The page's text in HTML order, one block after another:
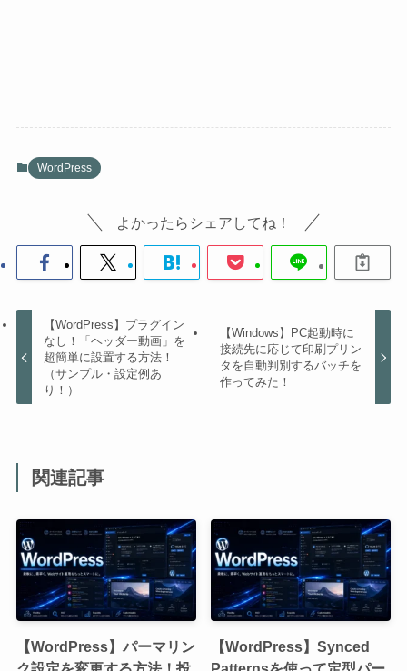
WordPress
よかったらシェアしてね！
【WordPress】プラグイン
なし！「ヘッダー動画」を
超簡単に設置する方法！
（サンプル・設定例あ
り！）
【Windows】PC起動時に
接続先に応じて印刷プリン
タを自動判別するバッチを
作ってみた！
関連記事
【WordPress】パーマリン
【WordPress】Synced